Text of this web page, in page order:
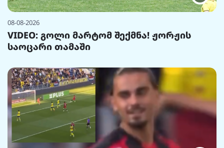
08-08-2026
VIDEO: გოლი მარტომ შექმნა! ჟორჟის
საოცარი თამაში